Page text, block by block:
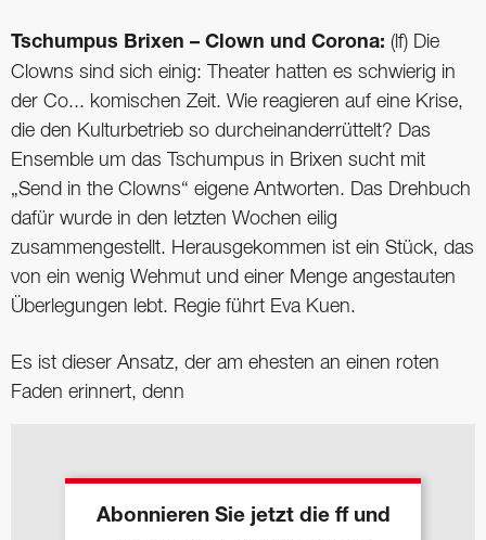
Tschumpus Brixen – Clown und Corona: (lf) Die
Clowns sind sich einig: Theater hatten es schwierig in
der Co... komischen Zeit. Wie reagieren auf eine Krise,
die den Kulturbetrieb so durcheinanderrüttelt? Das
Ensemble um das Tschumpus in Brixen sucht mit
„Send in the Clowns“ eigene Antworten. Das Drehbuch
dafür wurde in den letzten Wochen eilig
zusammengestellt. Herausgekommen ist ein Stück, das
von ein wenig Wehmut und einer Menge angestauten
Überlegungen lebt. Regie führt Eva Kuen.
Es ist dieser Ansatz, der am ehesten an einen roten
Faden erinnert, denn
Abonnieren Sie jetzt die ff und